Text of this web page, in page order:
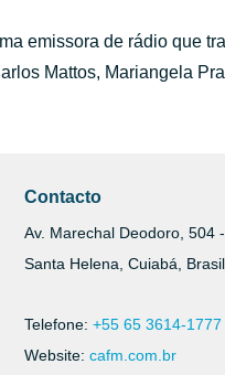
emissora de rádio que
Mattos, Mariangela
Contacto
Av. Marechal Deodoro, 504 -
Santa Helena, Cuiabá, Brasil
Telefone: +55 65 3614-1777
Website: cafm.com.br